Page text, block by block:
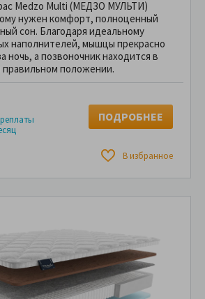
Medzo Multi (МЕДЗО МУЛЬТИ)
нужен комфорт, полноценный
сон. Благодаря идеальному
наполнителей, мышцы прекрасно
ночь, а позвоночник находится в
правильном положении.
В избранное
ПОДРОБНЕЕ